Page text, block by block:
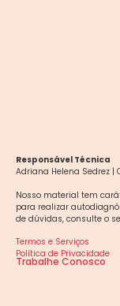
Responsável Técnica
Adriana Helena Sedrez |
Nosso material tem
para realizar
de dúvidas, consulte o
Termos e Serviços
Política de Privacidade
Trabalhe Conosco